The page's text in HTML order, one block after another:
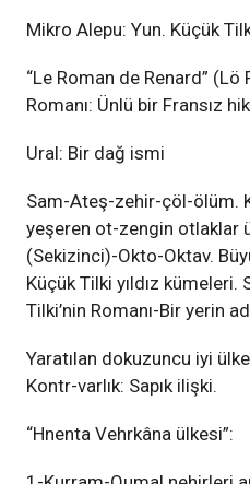
Mikro Alepu: Yun. Küçük
“Le Roman de Renard” (Lö
Romanı: Ünlü bir Fransız
Ural: Bir dağ ismi
Sam-Ateş-zehir-çöl-ölüm.
yeşeren ot-zengin otlaklar
(Sekizinci)-Okto-Oktav.
Küçük Tilki yıldız
Tilki’nin Romanı-Bir yerin
Yaratılan dokuzuncu iyi
Kontr-varlık: Sapık ilişki.
“Hnenta Vehrkâna ülkesi”: